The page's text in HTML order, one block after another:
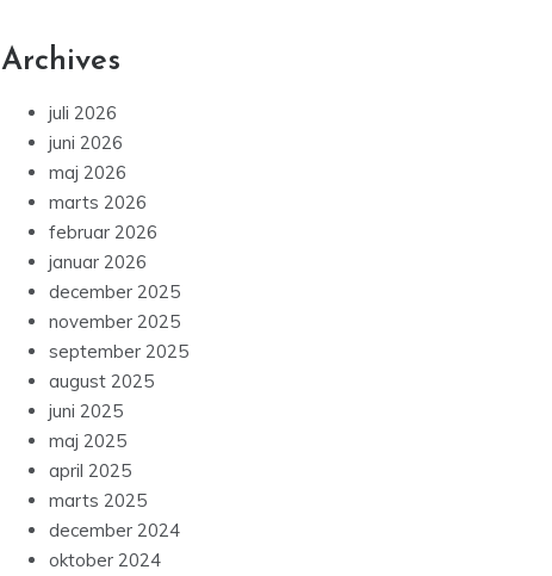
Archives
juli 2026
juni 2026
maj 2026
marts 2026
februar 2026
januar 2026
december 2025
november 2025
september 2025
august 2025
juni 2025
maj 2025
april 2025
marts 2025
december 2024
oktober 2024